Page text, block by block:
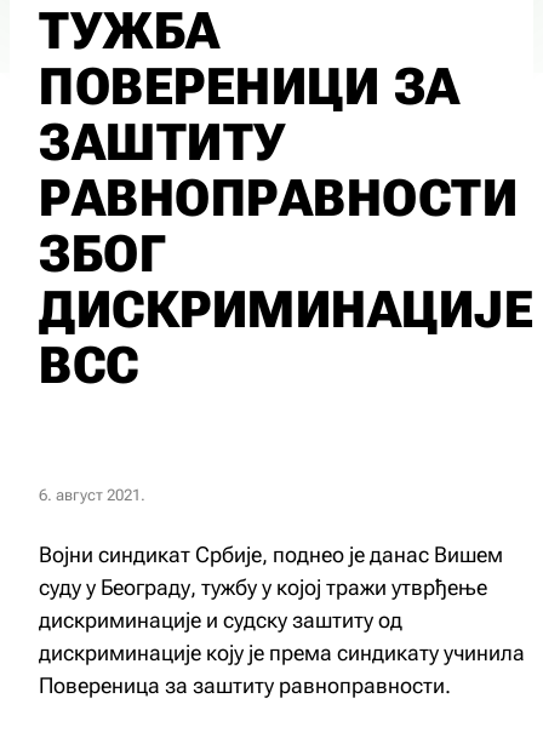
ТУЖБА
ПОВЕРЕНИЦИ ЗА
ЗАШТИТУ
РАВНОПРАВНОСТИ
ЗБОГ
ДИСКРИМИНАЦИЈЕ
ВСС
6. август 2021.
Војни синдикат Србије, поднео је данас Вишем
суду у Београду, тужбу у којој тражи утврђење
дискриминације и судску заштиту од
дискриминације коју је према синдикату учинила
Повереница за заштиту равноправности.